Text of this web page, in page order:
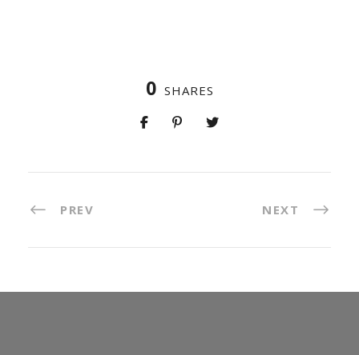
0 SHARES
PREV NEXT